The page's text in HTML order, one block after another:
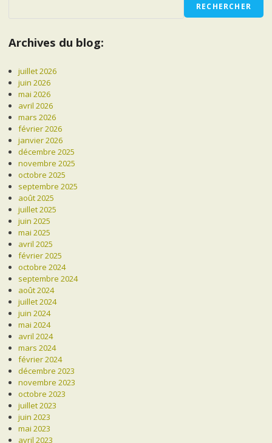
RECHERCHER
Archives du blog:
juillet 2026
juin 2026
mai 2026
avril 2026
mars 2026
février 2026
janvier 2026
décembre 2025
novembre 2025
octobre 2025
septembre 2025
août 2025
juillet 2025
juin 2025
mai 2025
avril 2025
février 2025
octobre 2024
septembre 2024
août 2024
juillet 2024
juin 2024
mai 2024
avril 2024
mars 2024
février 2024
décembre 2023
novembre 2023
octobre 2023
juillet 2023
juin 2023
mai 2023
avril 2023